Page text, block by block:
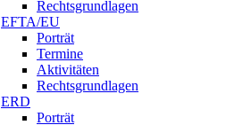
Rechtsgrundlagen
EFTA/EU
Porträt
Termine
Aktivitäten
Rechtsgrundlagen
ERD
Porträt